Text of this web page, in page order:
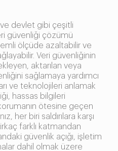
ve devlet gibi çeşitli
güvenliği çözümü
ölçüde azaltabilir ve
Veri güvenliğinin
aktarılan veya
sağlamaya yardımcı
ve teknolojileri anlamak
hassas bilgileri
ötesine geçen
her biri saldırılara karşı
farklı katmandan
güvenlik açığı, işletim
dahil olmak üzere